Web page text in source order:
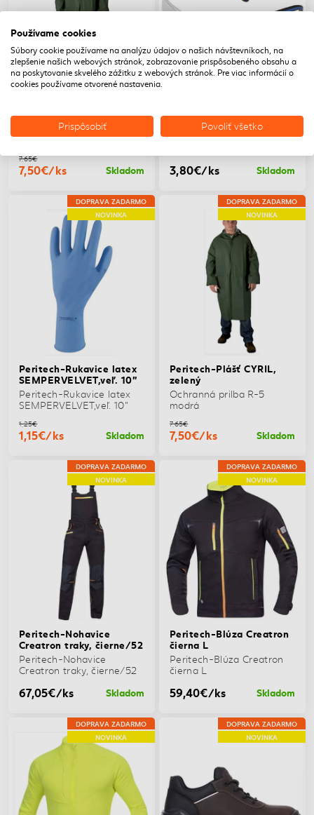
zelený
Ochranná prilba R-5
modrá
7,65€
7,50€/ks Skladom
M8000 číre
Peritech-Okuliare M8000
číre
3,80€/ks Skladom
DOPRAVA ZADARMO
NOVINKA
Peritech-Rukavice latex
SEMPERVELVET,veľ. 10"
Peritech-Rukavice latex
SEMPERVELVET,veľ. 10"
1,25€
1,15€/ks Skladom
DOPRAVA ZADARMO
NOVINKA
Peritech-Plášť CYRIL,
zelený
Ochranná prilba R-5
modrá
7,65€
7,50€/ks Skladom
DOPRAVA ZADARMO
NOVINKA
Peritech-Nohavice
Creatron traky, čierne/52
Peritech-Nohavice
Creatron traky, čierne/52
67,05€/ks Skladom
DOPRAVA ZADARMO
NOVINKA
Peritech-Blúza Creatron
čierna L
Peritech-Blúza Creatron
čierna L
59,40€/ks Skladom
DOPRAVA ZADARMO
NOVINKA
DOPRAVA ZADARMO
NOVINKA
Používame cookies
Súbory cookie používame na analýzu údajov o našich návštevníkoch, na
zlepšenie našich webových stránok, zobrazovanie prispôsobeného obsahu a
na poskytovanie skvelého zážitku z webových stránok. Pre viac informácií o
cookies používame otvorené nastavenia.
Prispôsobiť Povoliť všetko